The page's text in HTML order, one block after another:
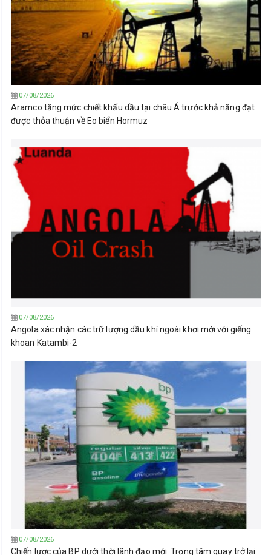
07/08/2026
Aramco tăng mức chiết khấu dầu tại châu Á trước khả năng đạt
được thỏa thuận về Eo biển Hormuz
07/08/2026
Angola xác nhận các trữ lượng dầu khí ngoài khơi mới với giếng
khoan Katambi-2
07/08/2026
Chiến lược của BP dưới thời lãnh đạo mới: Trọng tâm quay trở lại